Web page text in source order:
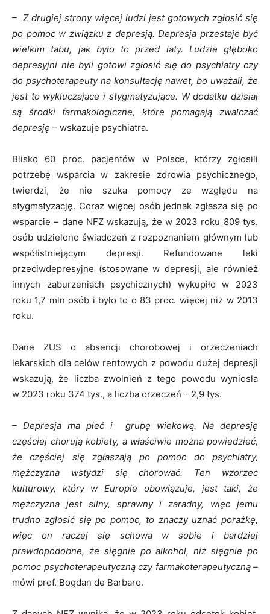
– Z drugiej strony więcej ludzi jest gotowych zgłosić się
po pomoc w związku z depresją. Depresja przestaje być
wielkim tabu, jak było to przed laty. Ludzie głęboko
depresyjni nie byli gotowi zgłosić się do psychiatry czy
do psychoterapeuty na konsultację nawet, bo uważali, że
jest to wykluczające i stygmatyzujące. W dodatku dzisiaj
są środki farmakologiczne, które pomagają zwalczać
depresję – wskazuje psychiatra.
Blisko 60 proc. pacjentów w Polsce, którzy zgłosili
potrzebę wsparcia w zakresie zdrowia psychicznego,
twierdzi, że nie szuka pomocy ze względu na
stygmatyzację. Coraz więcej osób jednak zgłasza się po
wsparcie – dane NFZ wskazują, że w 2023 roku 809 tys.
osób udzielono świadczeń z rozpoznaniem głównym lub
współistniejącym depresji. Refundowane leki
przeciwdepresyjne (stosowane w depresji, ale również
innych zaburzeniach psychicznych) wykupiło w 2023
roku 1,7 mln osób i było to o 83 proc. więcej niż w 2013
roku.
Dane ZUS o absencji chorobowej i orzeczeniach
lekarskich dla celów rentowych z powodu dużej depresji
wskazują, że liczba zwolnień z tego powodu wyniosła
w 2023 roku 374 tys., a liczba orzeczeń – 2,9 tys.
– Depresja ma płeć i grupę wiekową. Na depresję
częściej chorują kobiety, a właściwie można powiedzieć,
że częściej się zgłaszają po pomoc do psychiatry,
mężczyzna wstydzi się chorować. Ten wzorzec
kulturowy, który w Europie obowiązuje, jest taki, że
mężczyzna jest silny, sprawny i zaradny, więc jemu
trudno zgłosić się po pomoc, to znaczy uznać porażkę,
więc on raczej się schowa w sobie i bardziej
prawdopodobne, że sięgnie po alkohol, niż sięgnie po
pomoc psychoterapeutyczną czy farmakoterapeutyczną –
mówi prof. Bogdan de Barbaro.